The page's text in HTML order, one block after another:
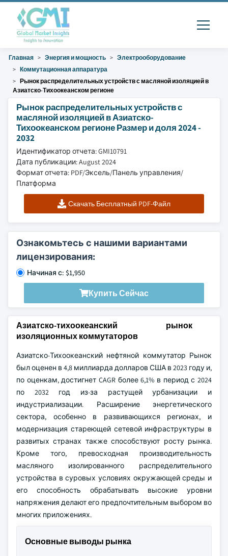
Главная Энергия и мощность
Электрооборудование
Коммутационная аппаратура
Рынок распределительных устройств с масляной изоляцией в
Азиатско-Тихоокеанском регионе
Рынок распределительных устройств с
масляной изоляцией в Азиатско-
Тихоокеанском регионе Размер и доля 2024 -
2032
Идентификатор отчета: GMI10791
Дата публикации: August 2024
Формат отчета: PDF/Эксель/Панель управления/
Платформа
Скачать Бесплатный PDF-Файл
Ознакомьтесь с нашими вариантами
лицензирования:
Начиная с: $1,950
Купить Сейчас
Азиатско-тихоокеанский рынок
изоляционных коммутаторов
Азиатско-Тихоокеанский нефтяной коммутатор Рынок
был оценен в 4,8 миллиарда долларов США в 2023 году и,
по оценкам, достигнет CAGR более 6,1% в период с 2024
по 2032 год из-за растущей урбанизации и
индустриализации. Расширение энергетического
сектора, особенно в развивающихся регионах, и
модернизация стареющей сетевой инфраструктуры в
развитых странах также способствуют росту рынка.
Кроме того, превосходная производительность
масляного изолированного распределительного
устройства в суровых условиях окружающей среды и
его способность обрабатывать высокие уровни
напряжения делают его предпочтительным выбором во
многих приложениях.
Основные выводы рынка